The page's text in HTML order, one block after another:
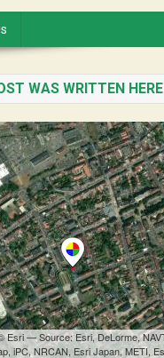
WAS WRITTEN HERE